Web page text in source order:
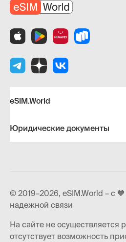
eSIM.World
Юридические документы
© 2019–2026, eSIM.World – с
надежной связи
На сайте не осуществляется
отсутствует возможность